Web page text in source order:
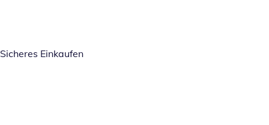
Sicheres Einkaufen